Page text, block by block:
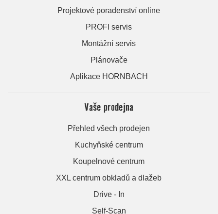
Projektové poradenství online
PROFI servis
Montážní servis
Plánovače
Aplikace HORNBACH
Vaše prodejna
Přehled všech prodejen
Kuchyňské centrum
Koupelnové centrum
XXL centrum obkladů a dlažeb
Drive - In
Self-Scan